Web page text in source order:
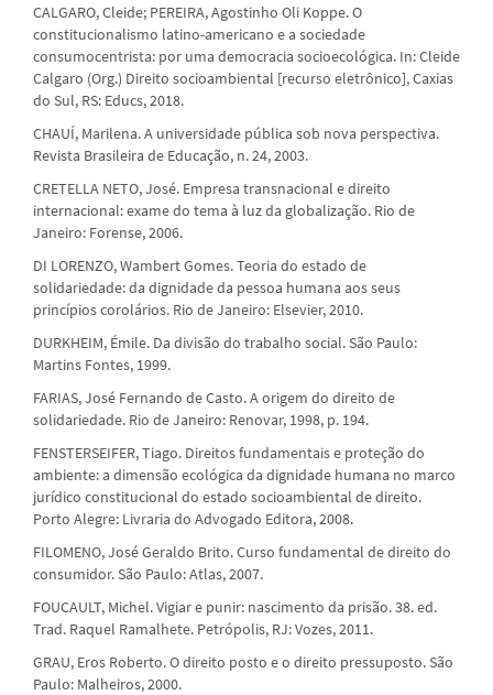
CALGARO, Cleide; PEREIRA, Agostinho Oli Koppe. O
constitucionalismo latino-americano e a sociedade
consumocentrista: por uma democracia socioecológica. In: Cleide
Calgaro (Org.) Direito socioambiental [recurso eletrônico], Caxias
do Sul, RS: Educs, 2018.
CHAUÍ, Marilena. A universidade pública sob nova perspectiva.
Revista Brasileira de Educação, n. 24, 2003.
CRETELLA NETO, José. Empresa transnacional e direito
internacional: exame do tema à luz da globalização. Rio de
Janeiro: Forense, 2006.
DI LORENZO, Wambert Gomes. Teoria do estado de
solidariedade: da dignidade da pessoa humana aos seus
princípios corolários. Rio de Janeiro: Elsevier, 2010.
DURKHEIM, Émile. Da divisão do trabalho social. São Paulo:
Martins Fontes, 1999.
FARIAS, José Fernando de Casto. A origem do direito de
solidariedade. Rio de Janeiro: Renovar, 1998, p. 194.
FENSTERSEIFER, Tiago. Direitos fundamentais e proteção do
ambiente: a dimensão ecológica da dignidade humana no marco
jurídico constitucional do estado socioambiental de direito.
Porto Alegre: Livraria do Advogado Editora, 2008.
FILOMENO, José Geraldo Brito. Curso fundamental de direito do
consumidor. São Paulo: Atlas, 2007.
FOUCAULT, Michel. Vigiar e punir: nascimento da prisão. 38. ed.
Trad. Raquel Ramalhete. Petrópolis, RJ: Vozes, 2011.
GRAU, Eros Roberto. O direito posto e o direito pressuposto. São
Paulo: Malheiros, 2000.